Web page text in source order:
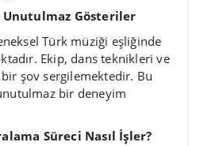
Unutulmaz Gösteriler
Türk müziği eşliğinde
Ekip, dans teknikleri ve
bir şov sergilemektedir. Bu
bir deneyim
Süreci Nasıl İşler?